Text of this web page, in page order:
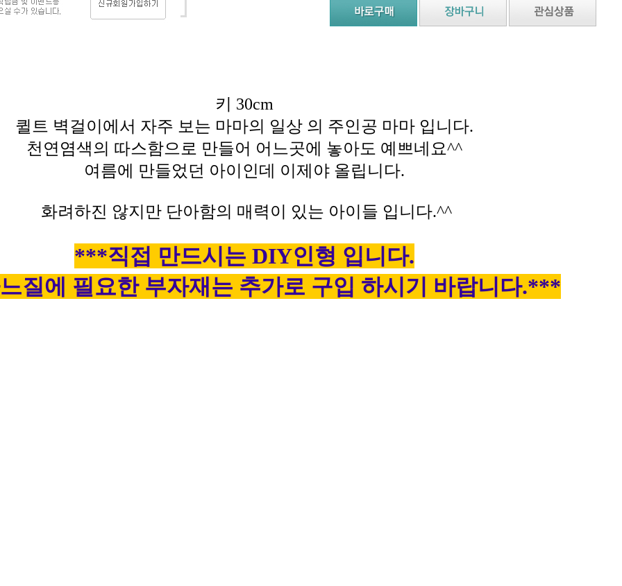
키 30cm
퀼트 벽걸이에서 자주 보는 마마의 일상 의 주인공 마마 입니다.
천연염색의 따스함으로 만들어 어느곳에 놓아도 예쁘네요^^
여름에 만들었던 아이인데 이제야 올립니다.
화려하진 않지만 단아함의 매력이 있는 아이들 입니다.^^
***직접 만드시는 DIY인형 입니다.
질에 필요한 부자재는 추가로 구입 하시기 바랍니다.***